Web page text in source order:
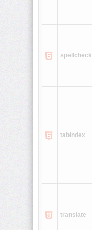
<pre>
spellcheck
tabindex
translate